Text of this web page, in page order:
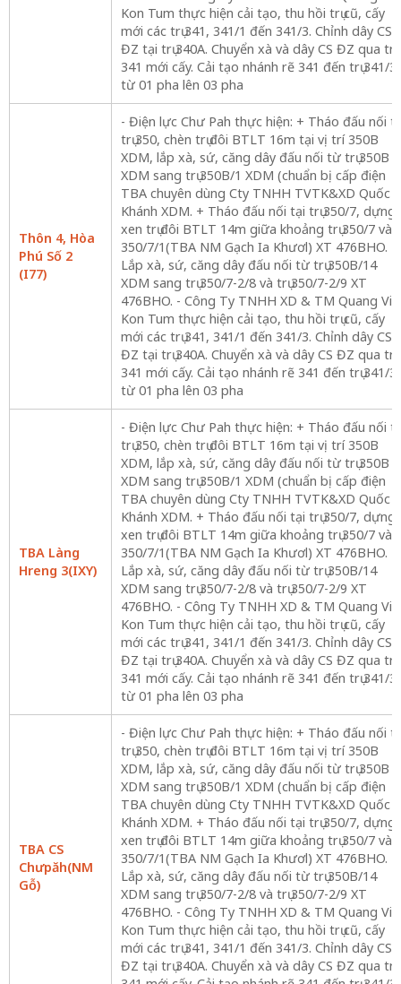
Kon Tum thực hiện cải tạo, thu hồi trụ cũ, cấy
mới các trụ 341, 341/1 đến 341/3. Chỉnh dây CS
ĐZ tại trụ 340A. Chuyển xà và dây CS ĐZ qua trụ
341 mới cấy. Cải tạo nhánh rẽ 341 đến trụ 341/3
từ 01 pha lên 03 pha
Thôn 4, Hòa
Phú Số 2
(I77)
- Điện lực Chư Pah thực hiện: + Tháo đấu nối
trụ 350, chèn trụ đôi BTLT 16m tại vị trí 350B
XDM, lắp xà, sứ, căng dây đấu nối từ trụ 350B
XDM sang trụ 350B/1 XDM (chuẩn bị cấp điện
TBA chuyên dùng Cty TNHH TVTK&XD Quốc
Khánh XDM. + Tháo đấu nối tại trụ 350/7, dựng
xen trụ đôi BTLT 14m giữa khoảng trụ 350/7 và
350/7/1(TBA NM Gạch Ia Khươl) XT 476BHO. +
Lắp xà, sứ, căng dây đấu nối từ trụ 350B/14
XDM sang trụ 350/7-2/8 và trụ 350/7-2/9 XT
476BHO. - Công Ty TNHH XD & TM Quang
Kon Tum thực hiện cải tạo, thu hồi trụ cũ, cấy
mới các trụ 341, 341/1 đến 341/3. Chỉnh dây CS
ĐZ tại trụ 340A. Chuyển xà và dây CS ĐZ qua trụ
341 mới cấy. Cải tạo nhánh rẽ 341 đến trụ 341/3
từ 01 pha lên 03 pha
TBA Làng
Hreng 3(IXY)
- Điện lực Chư Pah thực hiện: + Tháo đấu nối
trụ 350, chèn trụ đôi BTLT 16m tại vị trí 350B
XDM, lắp xà, sứ, căng dây đấu nối từ trụ 350B
XDM sang trụ 350B/1 XDM (chuẩn bị cấp điện
TBA chuyên dùng Cty TNHH TVTK&XD Quốc
Khánh XDM. + Tháo đấu nối tại trụ 350/7, dựng
xen trụ đôi BTLT 14m giữa khoảng trụ 350/7 và
350/7/1(TBA NM Gạch Ia Khươl) XT 476BHO. +
Lắp xà, sứ, căng dây đấu nối từ trụ 350B/14
XDM sang trụ 350/7-2/8 và trụ 350/7-2/9 XT
476BHO. - Công Ty TNHH XD & TM Quang
Kon Tum thực hiện cải tạo, thu hồi trụ cũ, cấy
mới các trụ 341, 341/1 đến 341/3. Chỉnh dây CS
ĐZ tại trụ 340A. Chuyển xà và dây CS ĐZ qua trụ
341 mới cấy. Cải tạo nhánh rẽ 341 đến trụ 341/3
từ 01 pha lên 03 pha
TBA CS
Chưpăh(NM
Gỗ)
- Điện lực Chư Pah thực hiện: + Tháo đấu nối
trụ 350, chèn trụ đôi BTLT 16m tại vị trí 350B
XDM, lắp xà, sứ, căng dây đấu nối từ trụ 350B
XDM sang trụ 350B/1 XDM (chuẩn bị cấp điện
TBA chuyên dùng Cty TNHH TVTK&XD Quốc
Khánh XDM. + Tháo đấu nối tại trụ 350/7, dựng
xen trụ đôi BTLT 14m giữa khoảng trụ 350/7 và
350/7/1(TBA NM Gạch Ia Khươl) XT 476BHO. +
Lắp xà, sứ, căng dây đấu nối từ trụ 350B/14
XDM sang trụ 350/7-2/8 và trụ 350/7-2/9 XT
476BHO. - Công Ty TNHH XD & TM Quang
Kon Tum thực hiện cải tạo, thu hồi trụ cũ, cấy
mới các trụ 341, 341/1 đến 341/3. Chỉnh dây CS
ĐZ tại trụ 340A. Chuyển xà và dây CS ĐZ qua trụ